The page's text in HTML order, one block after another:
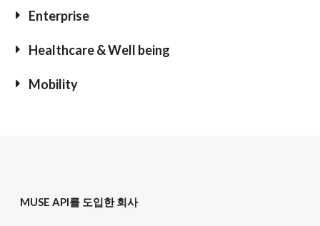
Enterprise
Healthcare & Well being
Mobility
MUSE API를 도입한 회사